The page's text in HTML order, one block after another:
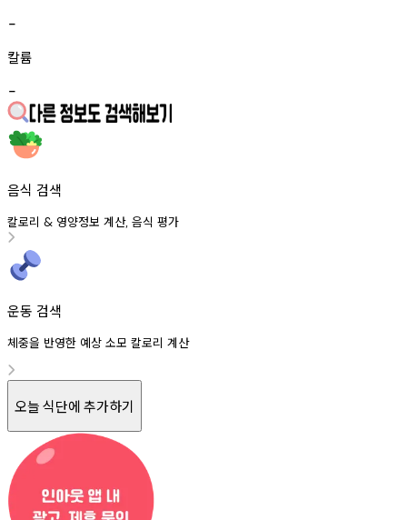
-
칼륨
-
음식 검색
칼로리 & 영양정보 계산, 음식 평가
운동 검색
체중을 반영한 예상 소모 칼로리 계산
오늘 식단에 추가하기